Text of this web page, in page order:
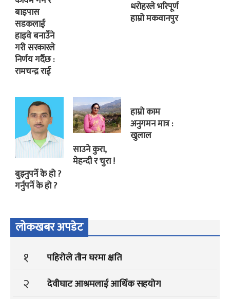
बाइपास
सडकलाई
हाइवे बनाउँने
गरी सरकारले
निर्णय गर्दैछ :
रामचन्द्र राई
धरोहरले भरिपूर्ण
हाम्रो मकवानपुर
बुझ्नुपर्ने के हो ?
गर्नुपर्ने के हो ?
साउने कुरा,
मेहन्दी र चुरा !
हाम्रो काम
अनुगमन मात्र :
खुलाल
लोकखबर अपडेट
१ पहिरोले तीन घरमा क्षति
२ देवीघाट आश्रमलाई आर्थिक सहयोग